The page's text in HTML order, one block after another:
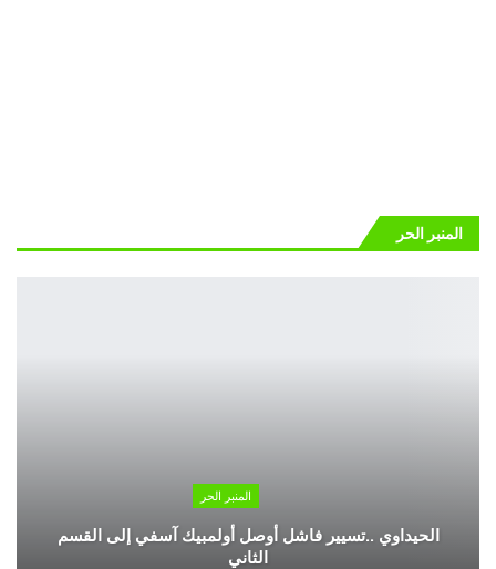
المنبر الحر
المنبر الحر
الحيداوي ..تسيير فاشل أوصل أولمبيك آسفي إلى القسم
الثاني